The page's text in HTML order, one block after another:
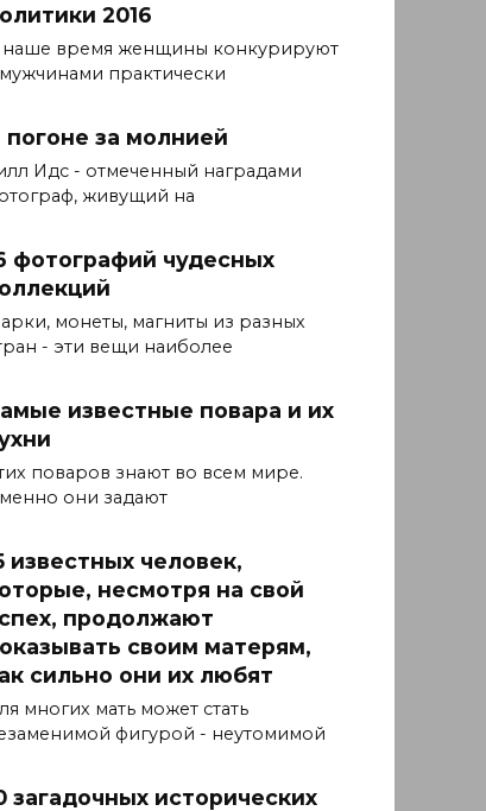
2016
время женщины конкурируют
практически
погоне за молнией
Идс - отмеченный наградами
живущий на
фотографий чудесных
монеты, магниты из разных
- эти вещи наиболее
известные повара и их
поваров знают во всем мире.
они задают
известных человек,
несмотря на свой
продолжают
своим матерям,
сильно они их любят
многих мать может стать
фигурой - неутомимой
загадочных исторических